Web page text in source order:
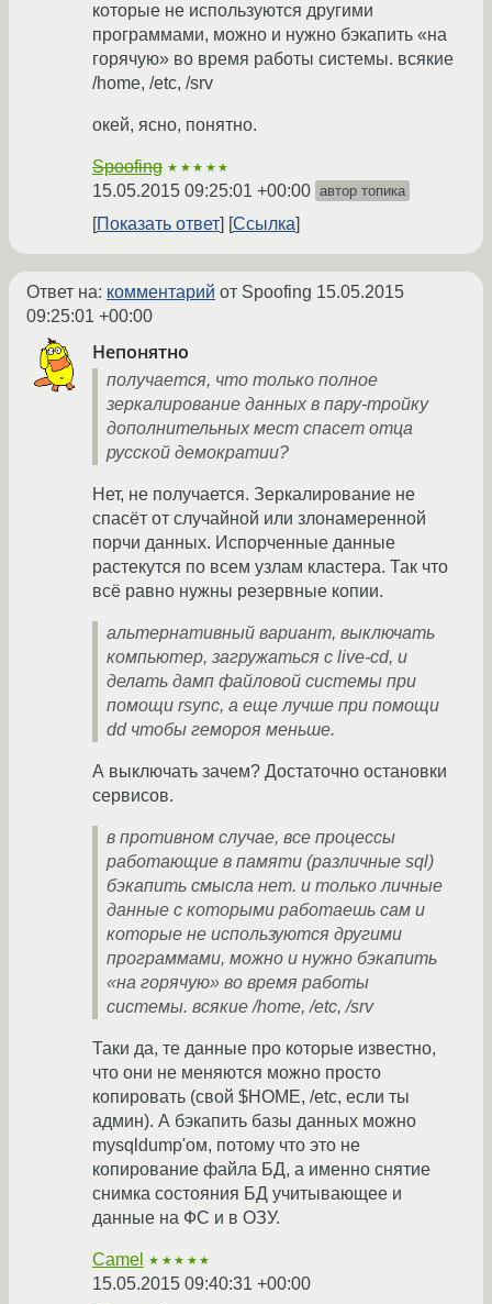
которые не используются другими
программами, можно и нужно бэкапить «на
горячую» во время работы системы. всякие
/home, /etc, /srv
окей, ясно, понятно.
Spoofing ★★★★★
15.05.2015 09:25:01 +00:00 автор топика
Показать ответ Ссылка
Ответ на: комментарий от Spoofing 15.05.2015
09:25:01 +00:00
Непонятно
получается, что только полное
зеркалирование данных в пару-тройку
дополнительных мест спасет отца
русской демократии?
Нет, не получается. Зеркалирование не
спасёт от случайной или злонамеренной
порчи данных. Испорченные данные
растекутся по всем узлам кластера. Так что
всё равно нужны резервные копии.
альтернативный вариант, выключать
компьютер, загружаться с live-cd, и
делать дамп файловой системы при
помощи rsync, а еще лучше при помощи
dd чтобы гемороя меньше.
А выключать зачем? Достаточно остановки
сервисов.
в противном случае, все процессы
работающие в памяти (различные sql)
бэкапить смысла нет. и только личные
данные с которыми работаешь сам и
которые не используются другими
программами, можно и нужно бэкапить
«на горячую» во время работы
системы. всякие /home, /etc, /srv
Таки да, те данные про которые известно,
что они не меняются можно просто
копировать (свой $HOME, /etc, если ты
админ). А бэкапить базы данных можно
mysqldump'ом, потому что это не
копирование файла БД, а именно снятие
снимка состояния БД учитывающее и
данные на ФС и в ОЗУ.
Camel ★★★★★
15.05.2015 09:40:31 +00:00